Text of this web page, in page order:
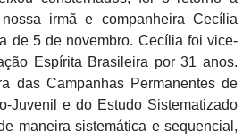
irmã e companheira Cecília
de 5 de novembro. Cecília foi vice-
Espírita Brasileira por 31 anos.
das Campanhas Permanentes de
Juvenil e do Estudo Sistematizado
maneira sistemática e sequencial,